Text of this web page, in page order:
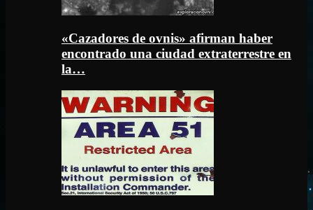
«Cazadores de ovnis» afirman haber
encontrado una ciudad extraterrestre en
la…